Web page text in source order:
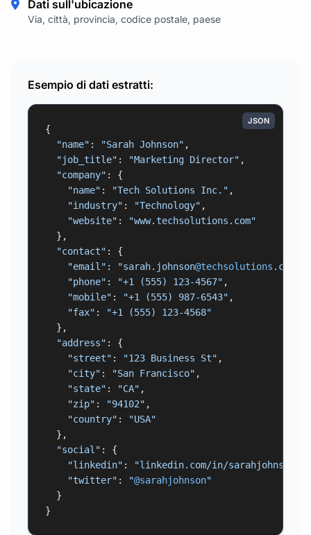
Dati sull'ubicazione
Via, città, provincia, codice postale, paese
Esempio di dati estratti:
JSON
{
"name" : "Sarah Johnson" ,
"job_title" : "Marketing Director" ,
"company" : {
"name" : "Tech Solutions Inc." ,
"industry" : "Technology" ,
"website" :
"www.techsolutions.com"
  },
"contact" : {
"email" : "sarah.johnson@techsolutions .com"
"phone" : "+1 (555) 123-4567" ,
"mobile" : "+1 (555) 987-6543" ,
"fax" :
"+1 (555) 123-4568"
  },
"address" : {
"street" : "123 Business St" ,
"city" : "San Francisco" ,
"state" : "CA" ,
"zip" : "94102" ,
"country" :
"USA"
  },
"social" : {
"linkedin" : "linkedin.com/in/sarahjohnson"
"twitter" : "@sarahjohnson"
  }
}